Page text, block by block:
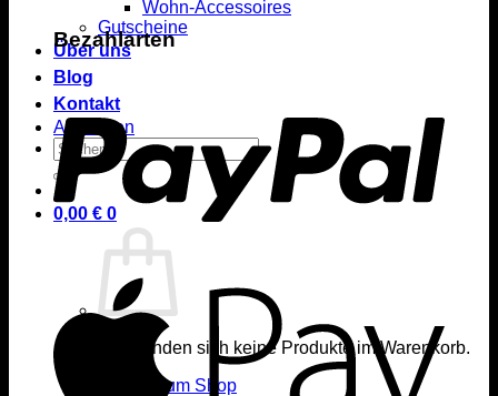
Wohn-Accessoires
Gutscheine
Über uns
Blog
Kontakt
Anmelden
Suchen
nach:
0,00 € 0
Es befinden sich keine Produkte im Warenkorb.
Zurück zum Shop
Bezahlarten